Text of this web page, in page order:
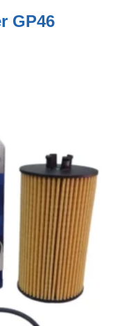
GP46